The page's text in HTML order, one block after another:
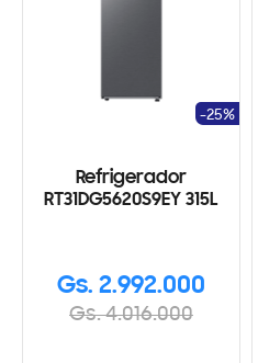
Refrigerador
RT31DG5620S9EY 315L
Gs. 2.992.000
Gs. 4.016.000
-25%